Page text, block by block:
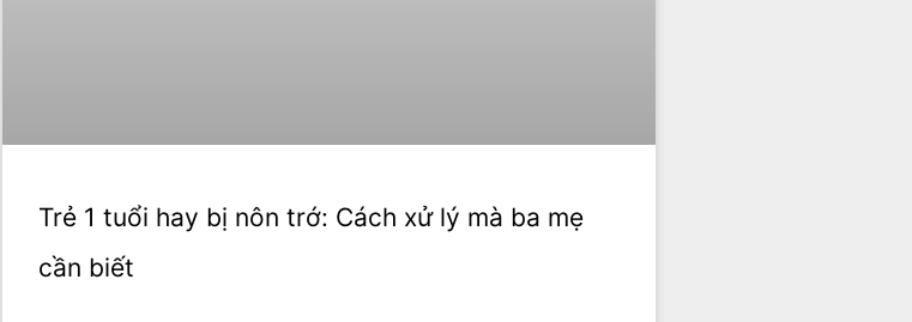
Trẻ 1 tuổi hay bị nôn trớ: Cách xử lý mà ba mẹ
cần biết